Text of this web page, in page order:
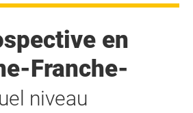
en
Franche-
niveau